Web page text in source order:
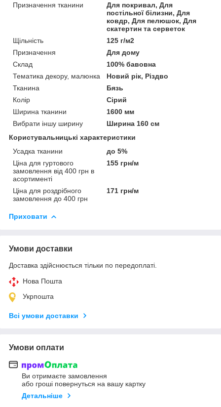
Призначення тканини
Для покривал, Для
постільної білизни, Для
ковдр, Для пелюшок, Для
скатертин та серветок
Щільність
125 г/м2
Призначення
Для дому
Склад
100% бавовна
Тематика декору, малюнка
Новий рік, Різдво
Тканина
Бязь
Колір
Сірий
Ширина тканини
1600 мм
Вибрати іншу ширину
Ширина 160 см
Користувальницькі характеристики
Усадка тканини
до 5%
Ціна для гуртового
замовлення від 400 грн в
асортименті
155 грн/м
Ціна для роздрібного
замовлення до 400 грн
171 грн/м
Приховати
Умови доставки
Доставка здійснюється тільки по передоплаті.
Нова Пошта
Укрпошта
Всі умови доставки
Умови оплати
Ви отримаєте замовлення
або гроші повернуться на вашу картку
Детальніше